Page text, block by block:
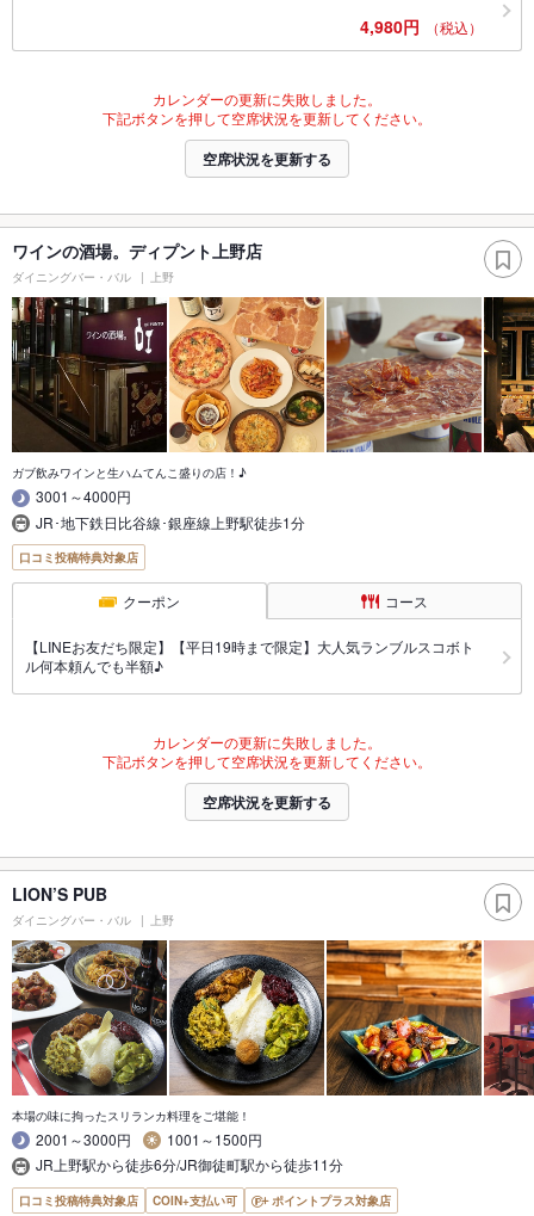
4,980円 （税込）
カレンダーの更新に失敗しました。
下記ボタンを押して空席状況を更新してください。
空席状況を更新する
ワインの酒場。ディプント上野店
ダイニングバー・バル 上野
ガブ飲みワインと生ハムてんこ盛りの店！♪
3001～4000円
JR･地下鉄日比谷線･銀座線上野駅徒歩1分
口コミ投稿特典対象店
クーポン コース
【LINEお友だち限定】【平日19時まで限定】大人気ランブルスコボト
ル何本頼んでも半額♪
カレンダーの更新に失敗しました。
下記ボタンを押して空席状況を更新してください。
空席状況を更新する
LION’S PUB
ダイニングバー・バル 上野
本場の味に拘ったスリランカ料理をご堪能！
2001～3000円
1001～1500円
JR上野駅から徒歩6分/JR御徒町駅から徒歩11分
口コミ投稿特典対象店 COIN+支払い可 ポイントプラス対象店